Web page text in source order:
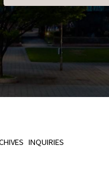
INQUIRIES